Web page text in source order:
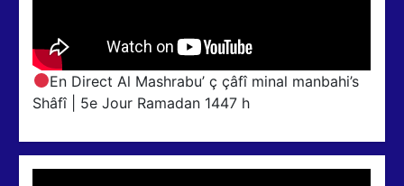
En Direct Al Mashrabu’ ç çâfî minal manbahi’s
Shâfî | 5e Jour Ramadan 1447 h